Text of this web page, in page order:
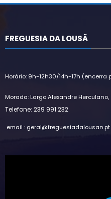
FREGUESIA DA LOUSÃ
Horário: 9h-12h30/14h-17h (encerra
Morada: Largo Alexandre
Telefone: 239 991 232
email : geral@freguesiadalousan.pt